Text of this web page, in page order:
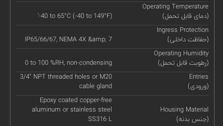
Operating Temperature
(دمای قابل تحمل)
'-40 to 65°C (-40 to 149°F)
Ingress Protection
(حفاظت داخلی)
IP65/66/67, NEMA 4X &amp; 7
Operating Humidity
(رطوبت قابل تحمل)
0 to 100 %RH, non-condensing
Entries
(ورودی)
3/4" NPT threaded holes or M20
cable gland
Housing Material
(جنس بدنه)
Epoxy coated copper-free
aluminum or stainless steel
SS316 L